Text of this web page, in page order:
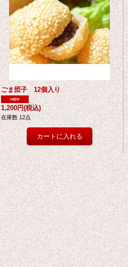
ごま団子 12個入り
1,200円(税込)
在庫数 12点